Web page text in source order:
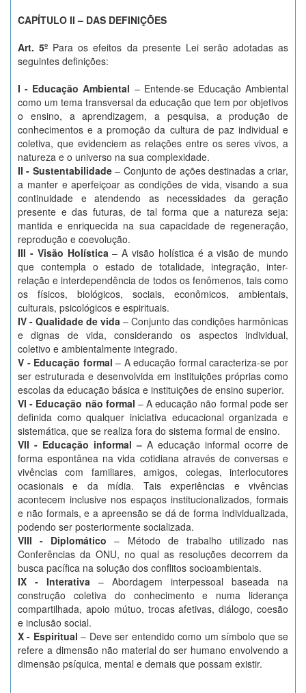
CAPÍTULO II – DAS DEFINIÇÕES
Art. 5º Para os efeitos da presente Lei serão adotadas as
seguintes definições:
I - Educação Ambiental – Entende-se Educação Ambiental
como um tema transversal da educação que tem por objetivos
o ensino, a aprendizagem, a pesquisa, a produção de
conhecimentos e a promoção da cultura de paz individual e
coletiva, que evidenciem as relações entre os seres vivos, a
natureza e o universo na sua complexidade.
II - Sustentabilidade– Conjunto de ações destinadas a criar,
a manter e aperfeiçoar as condições de vida, visando a sua
continuidade e atendendo as necessidades da geração
presente e das futuras, de tal forma que a natureza seja:
mantida e enriquecida na sua capacidade de regeneração,
reprodução e coevolução.
III - Visão Holística– A visão holística é a visão de mundo
que contempla o estado de totalidade, integração, inter-
relação e interdependência de todos os fenômenos, tais como
os físicos, biológicos, sociais, econômicos, ambientais,
culturais, psicológicos e espirituais.
IV - Qualidade de vida – Conjunto das condições harmônicas
e dignas de vida, considerando os aspectos individual,
coletivo e ambientalmente integrado.
V - Educação formal– A educação formal caracteriza-se por
ser estruturada e desenvolvida em instituições próprias como
escolas da educação básica e instituições de ensino superior.
VI - Educação não formal – A educação não formal pode ser
definida como qualquer iniciativa educacional organizada e
sistemática, que se realiza fora do sistema formal de ensino.
VII - Educação informal – A educação informal ocorre de
forma espontânea na vida cotidiana através de conversas e
vivências com familiares, amigos, colegas, interlocutores
ocasionais e da mídia. Tais experiências e vivências
acontecem inclusive nos espaços institucionalizados, formais
e não formais, e a apreensão se dá de forma individualizada,
podendo ser posteriormente socializada.
VIII - Diplomático– Método de trabalho utilizado nas
Conferências da ONU, no qual as resoluções decorrem da
busca pacífica na solução dos conflitos socioambientais.
IX - Interativa – Abordagem interpessoal baseada na
construção coletiva do conhecimento e numa liderança
compartilhada, apoio mútuo, trocas afetivas, diálogo, coesão
e inclusão social.
X - Espiritual– Deve ser entendido como um símbolo que se
refere a dimensão não material do ser humano envolvendo a
dimensão psíquica, mental e demais que possam existir.